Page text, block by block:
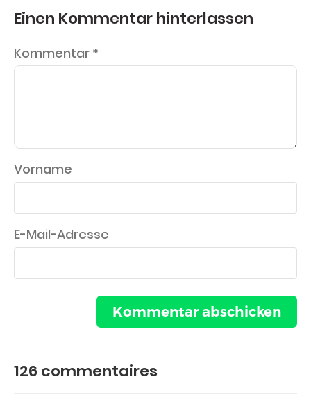
Einen Kommentar hinterlassen
Kommentar *
Vorname
E-Mail-Adresse
126commentaires